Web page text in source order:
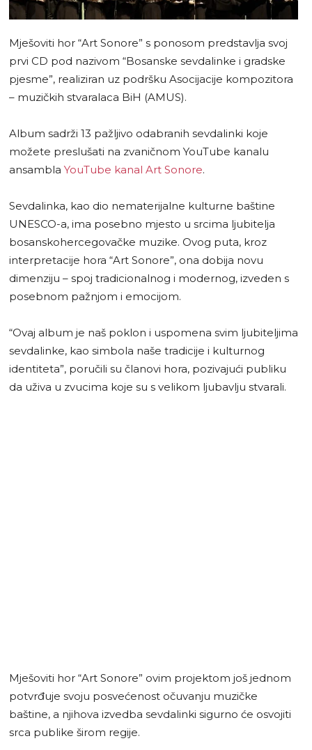
Mješoviti hor “Art Sonore” s ponosom predstavlja svoj
prvi CD pod nazivom “Bosanske sevdalinke i gradske
pjesme”, realiziran uz podršku Asocijacije kompozitora
– muzičkih stvaralaca BiH (AMUS).
Album sadrži 13 pažljivo odabranih sevdalinki koje
možete preslušati na zvaničnom YouTube kanalu
ansambla YouTube kanal Art Sonore.
Sevdalinka, kao dio nematerijalne kulturne baštine
UNESCO-a, ima posebno mjesto u srcima ljubitelja
bosanskohercegovačke muzike. Ovog puta, kroz
interpretacije hora “Art Sonore”, ona dobija novu
dimenziju – spoj tradicionalnog i modernog, izveden s
posebnom pažnjom i emocijom.
“Ovaj album je naš poklon i uspomena svim ljubiteljima
sevdalinke, kao simbola naše tradicije i kulturnog
identiteta”, poručili su članovi hora, pozivajući publiku
da uživa u zvucima koje su s velikom ljubavlju stvarali.
Mješoviti hor “Art Sonore” ovim projektom još jednom
potvrđuje svoju posvećenost očuvanju muzičke
baštine, a njihova izvedba sevdalinki sigurno će osvojiti
srca publike širom regije.